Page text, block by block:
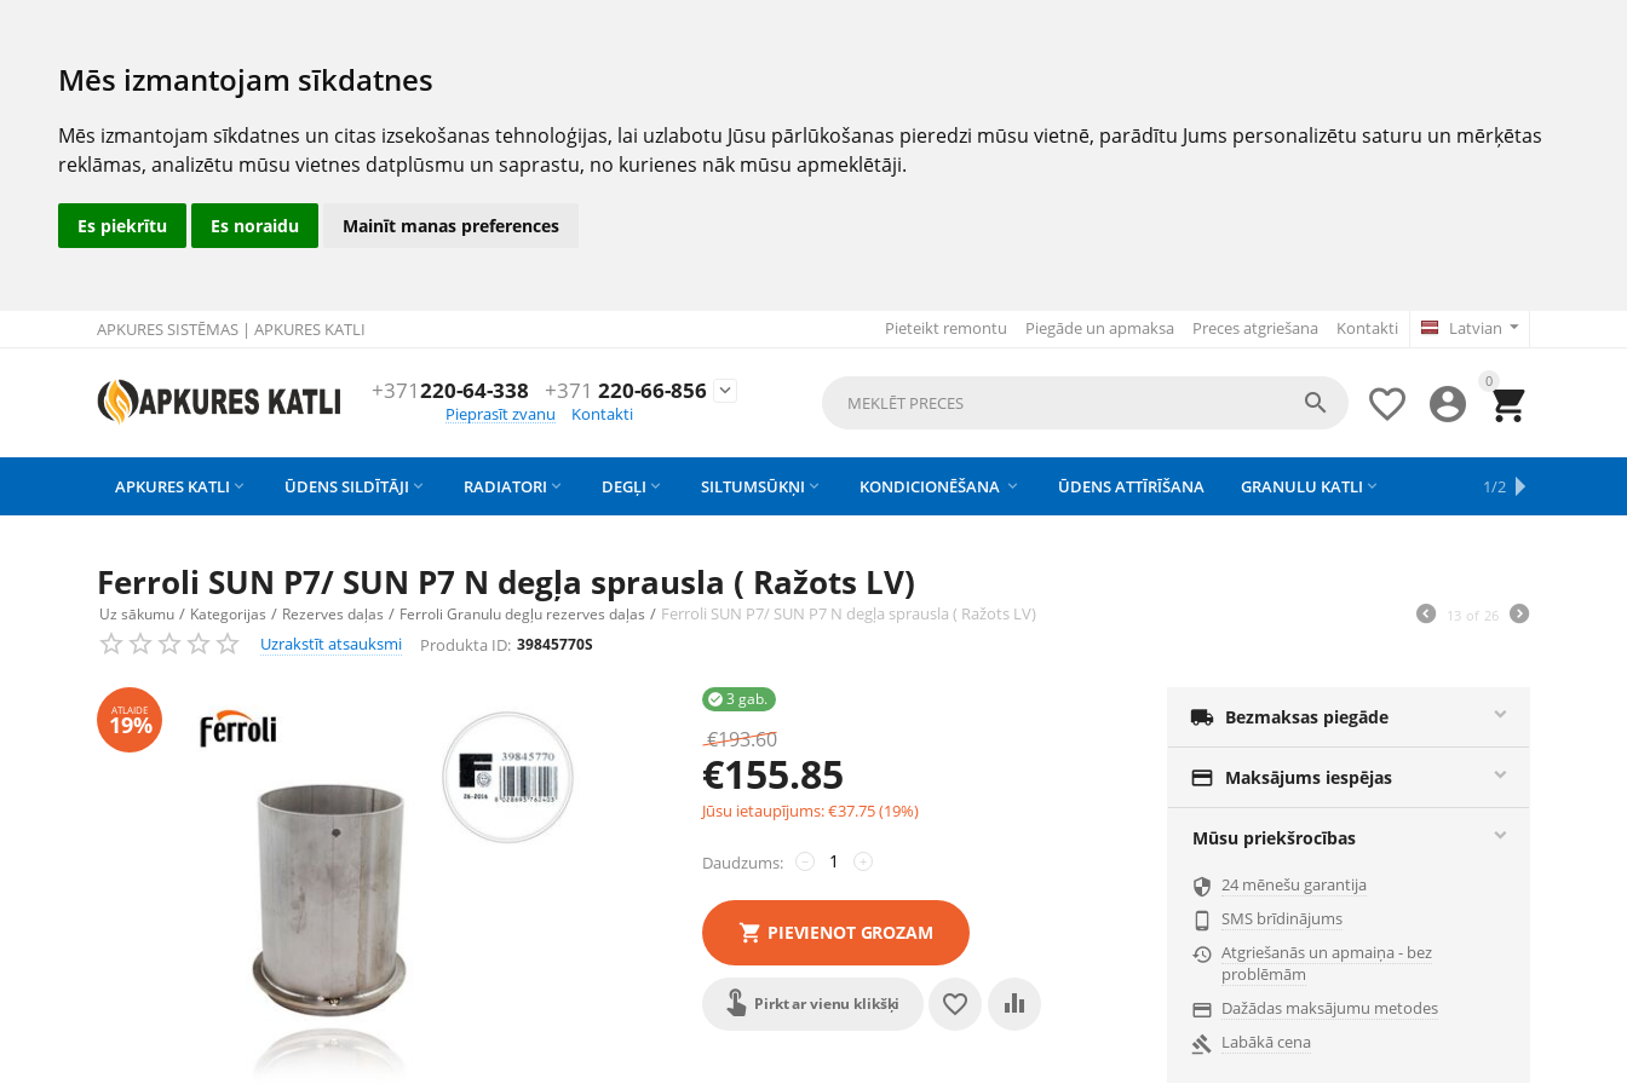
Mēs izmantojam sīkdatnes
Mēs izmantojam sīkdatnes un citas izsekošanas tehnoloģijas, lai uzlabotu Jūsu pārlūkošanas pieredzi mūsu vietnē, parādītu Jums personalizētu saturu un mērķētas
reklāmas, analizētu mūsu vietnes datplūsmu un saprastu, no kurienes nāk mūsu apmeklētāji.
Es piekrītu Es noraidu Mainīt manas preferences
APKURES SISTĒMAS | APKURES KATLI Latvian
Pieteikt remontu Piegāde un apmaksa Preces atgriešana Kontakti
+371220-64-338 +371 220-66-856

Pieprasīt zvanu
Kontakti
0




APKURES KATLI  ŪDENS SILDĪTĀJI  RADIATORI  DEGĻI  SILTUMSŪKŅI  KONDICIONĒŠANA  ŪDENS ATTĪRĪŠANA GRANULU KATLI  APSAISTE
REZERVES DAĻAS
APGAISMOJUMS
1/2
Ferroli SUN P7/ SUN P7 N degļa sprausla ( Ražots LV)
Uz sākumu / Kategorijas / Rezerves daļas / Ferroli Granulu degļu rezerves daļas / Ferroli SUN P7/ SUN P7 N degļa sprausla ( Ražots LV) 13 of 26
Uzrakstīt atsauksmi Produkta ID: 39845770S
ATLAIDE
19%
3 gab.

€193.60
€155.85
Jūsu ietaupījums:€37.75(19%)
Daudzums: +
−
PIEVIENOT GROZAM
Pirkt ar vienu klikšķi
 Bezmaksas piegāde
 Maksājums iespējas
Mūsu priekšrocības
 24 mēnešu garantija

SMS brīdinājums
 Atgriešanās un apmaiņa - bez
problēmām
 Dažādas maksājumu metodes
 Labākā cena